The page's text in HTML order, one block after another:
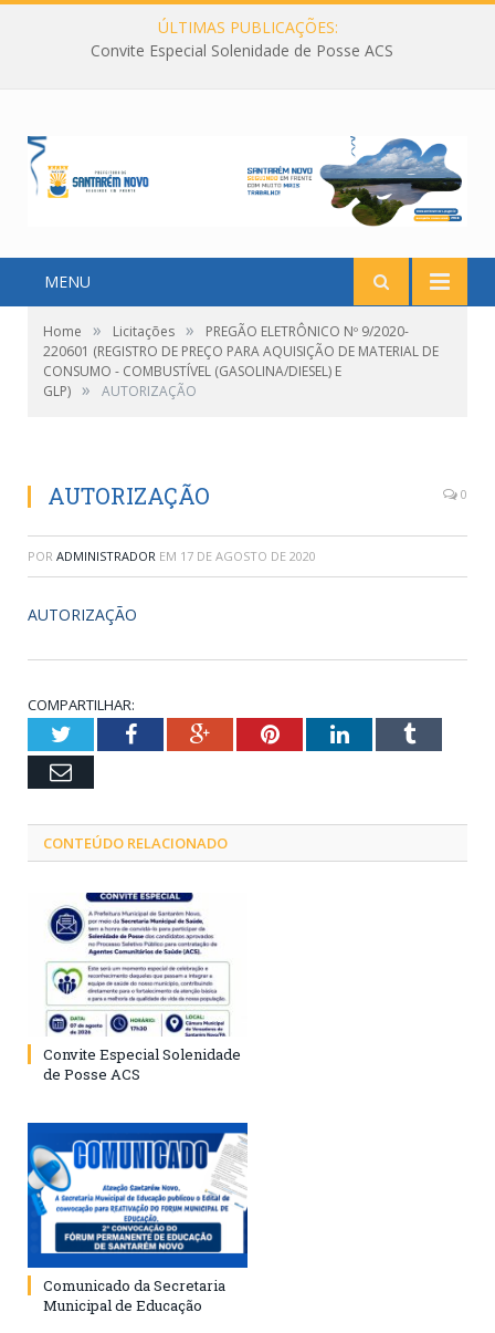
ÚLTIMAS PUBLICAÇÕES:
Convite Especial Solenidade de Posse ACS
MENU
Home » Licitações »
PREGÃO ELETRÔNICO Nº 9/2020-
220601 (REGISTRO DE PREÇO PARA AQUISIÇÃO DE MATERIAL DE
CONSUMO - COMBUSTÍVEL (GASOLINA/DIESEL) E
GLP) » AUTORIZAÇÃO
AUTORIZAÇÃO 0
POR ADMINISTRADOR EM 17 DE AGOSTO DE 2020
AUTORIZAÇÃO
COMPARTILHAR:
TwitterFacebookGoogle+PinterestLinkedInTumblr
Email
CONTEÚDO RELACIONADO
Convite Especial Solenidade
de Posse ACS
Comunicado da Secretaria
Municipal de Educação